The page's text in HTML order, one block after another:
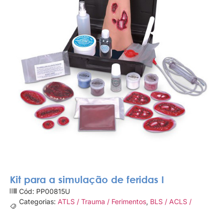
Kit para a simulação de feridas I
Cód: PP00815U
Categorias: ATLS / Trauma / Ferimentos, BLS / ACLS /